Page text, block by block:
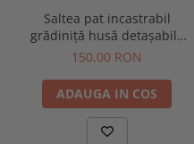
Saltea pat incastrabil
grădiniță husă detașabilă
140x60x10 cm
150,00 RON
ADAUGA IN COS